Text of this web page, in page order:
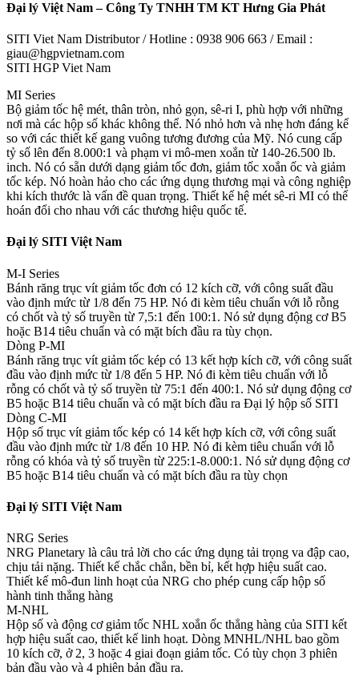
Đại lý Việt Nam – Công Ty TNHH TM KT Hưng Gia Phát
SITI Viet Nam Distributor / Hotline : 0938 906 663 / Email :
giau@hgpvietnam.com
SITI HGP Viet Nam
MI Series
Bộ giảm tốc hệ mét, thân tròn, nhỏ gọn, sê-ri I, phù hợp với những
nơi mà các hộp số khác không thể. Nó nhỏ hơn và nhẹ hơn đáng kể
so với các thiết kế gang vuông tương đương của Mỹ. Nó cung cấp
tỷ số lên đến 8.000:1 và phạm vi mô-men xoắn từ 140-26.500 lb.
inch. Nó có sẵn dưới dạng giảm tốc đơn, giảm tốc xoắn ốc và giảm
tốc kép. Nó hoàn hảo cho các ứng dụng thương mại và công nghiệp
khi kích thước là vấn đề quan trọng. Thiết kế hệ mét sê-ri MI có thể
hoán đổi cho nhau với các thương hiệu quốc tế.
Đại lý SITI Việt Nam
M-I Series
Bánh răng trục vít giảm tốc đơn có 12 kích cỡ, với công suất đầu
vào định mức từ 1/8 đến 75 HP. Nó đi kèm tiêu chuẩn với lỗ rỗng
có chốt và tỷ số truyền từ 7,5:1 đến 100:1. Nó sử dụng động cơ B5
hoặc B14 tiêu chuẩn và có mặt bích đầu ra tùy chọn.
Dòng P-MI
Bánh răng trục vít giảm tốc kép có 13 kết hợp kích cỡ, với công suất
đầu vào định mức từ 1/8 đến 5 HP. Nó đi kèm tiêu chuẩn với lỗ
rỗng có chốt và tỷ số truyền từ 75:1 đến 400:1. Nó sử dụng động cơ
B5 hoặc B14 tiêu chuẩn và có mặt bích đầu ra Đại lý hộp số SITI
Dòng C-MI
Hộp số trục vít giảm tốc kép có 14 kết hợp kích cỡ, với công suất
đầu vào định mức từ 1/8 đến 10 HP. Nó đi kèm tiêu chuẩn với lỗ
rỗng có khóa và tỷ số truyền từ 225:1-8.000:1. Nó sử dụng động cơ
B5 hoặc B14 tiêu chuẩn và có mặt bích đầu ra tùy chọn
Đại lý SITI Việt Nam
NRG Series
NRG Planetary là câu trả lời cho các ứng dụng tải trọng va đập cao,
chịu tải nặng. Thiết kế chắc chắn, bền bỉ, kết hợp hiệu suất cao.
Thiết kế mô-đun linh hoạt của NRG cho phép cung cấp hộp số
hành tinh thẳng hàng
M-NHL
Hộp số và động cơ giảm tốc NHL xoắn ốc thẳng hàng của SITI kết
hợp hiệu suất cao, thiết kế linh hoạt. Dòng MNHL/NHL bao gồm
10 kích cỡ, ở 2, 3 hoặc 4 giai đoạn giảm tốc. Có tùy chọn 3 phiên
bản đầu vào và 4 phiên bản đầu ra.